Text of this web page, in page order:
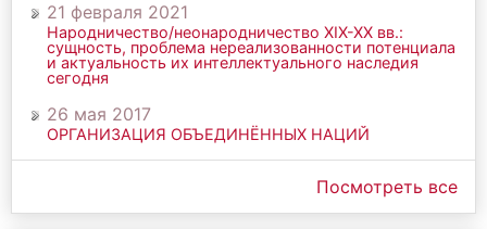
21 февраля 2021
Народничество/неонародничество ХIХ-ХХ вв.:
сущность, проблема нереализованности потенциала
и актуальность их интеллектуального наследия
сегодня
26 мая 2017
ОРГАНИЗАЦИЯ ОБЪЕДИНЁННЫХ НАЦИЙ
Посмотреть все